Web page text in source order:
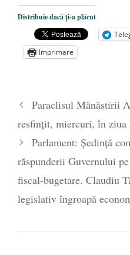
Dezvăluiri
președintele
Zelensky
- 13
Statul care servește
poetului Octavian
- 16 aprilie 2026
Distribuie dacă ți-a plăcut
Imprimare
Paraclisul Mănăstirii
resfințit, miercuri, în ziua
Parlament: Şedinţă
răspunderii Guvernului
fiscal-bugetare. Claudiu
legislativ îngroapă